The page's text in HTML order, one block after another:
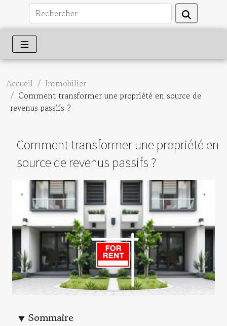
Accueil
Immobilier
Comment transformer une propriété en source de
revenus passifs ?
Comment transformer une propriété en
source de revenus passifs ?
Sommaire